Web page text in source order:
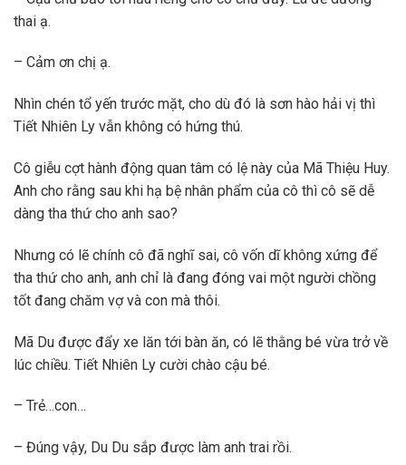
thai ạ.
– Cảm ơn chị ạ.
Nhìn chén tổ yến trước mặt, cho dù đó là sơn hào hải vị thì
Tiết Nhiên Ly vẫn không có hứng thú.
Cô giễu cợt hành động quan tâm có lệ này của Mã Thiệu Huy.
Anh cho rằng sau khi hạ bệ nhân phẩm của cô thì cô sẽ dễ
dàng tha thứ cho anh sao?
Nhưng có lẽ chính cô đã nghĩ sai, cô vốn dĩ không xứng để
tha thứ cho anh, anh chỉ là đang đóng vai một người chồng
tốt đang chăm vợ và con mà thôi.
Mã Du được đẩy xe lăn tới bàn ăn, có lẽ thằng bé vừa trở về
lúc chiều. Tiết Nhiên Ly cười chào cậu bé.
– Trẻ…con…
– Đúng vậy, Du Du sắp được làm anh trai rồi.